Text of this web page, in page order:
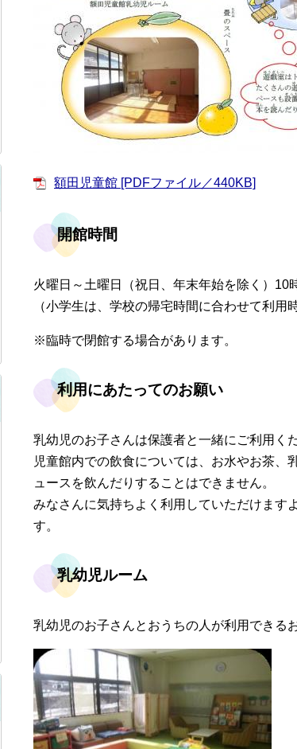
額田児童館 [PDFファイル／440KB]
開館時間
火曜日～土曜日（祝日、年末年始を除く）10
（小学生は、学校の帰宅時間に合わせて利用
※臨時で閉館する場合があります。
利用にあたってのお願い
乳幼児のお子さんは保護者と一緒にご利用く
児童館内での飲食については、お水やお茶、
ュースを飲んだりすることはできません。
みなさんに気持ちよく利用していただけます
す。
乳幼児ルーム
乳幼児のお子さんとおうちの人が利用できる